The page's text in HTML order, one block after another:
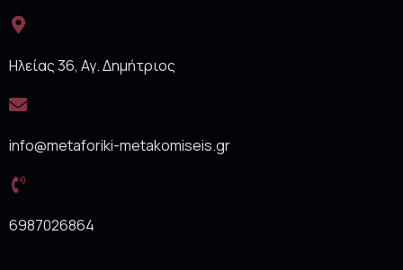
Ηλείας 36, Αγ. Δημήτριος
info@metaforiki-metakomiseis.gr
6987026864